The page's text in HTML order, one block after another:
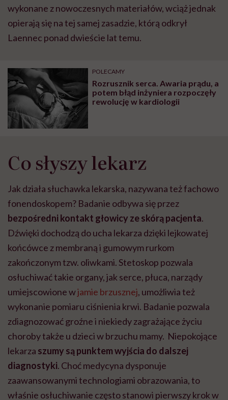
wykonane z nowoczesnych materiałów, wciąż jednak
opierają się na tej samej zasadzie, którą odkrył
Laennec ponad dwieście lat temu.
POLECAMY
Rozrusznik serca. Awaria prądu, a
potem błąd inżyniera rozpoczęły
rewolucję w kardiologii
Co słyszy lekarz
Jak działa słuchawka lekarska, nazywana też fachowo
fonendoskopem? Badanie odbywa się przez
bezpośredni kontakt głowicy ze skórą pacjenta.
Dźwięki dochodzą do ucha lekarza dzięki lejkowatej
końcówce z membraną i gumowym rurkom
zakończonym tzw. oliwkami. Stetoskop pozwala
osłuchiwać takie organy, jak serce, płuca, narządy
umiejscowione wjamie brzusznej, umożliwia też
wykonanie pomiaru ciśnienia krwi. Badanie pozwala
zdiagnozować groźne i niekiedy zagrażające życiu
choroby także u dzieci w brzuchu mamy. Niepokojące
lekarza szumy są punktem wyjścia do dalszej
diagnostyki. Choć medycyna dysponuje
zaawansowanymi technologiami obrazowania, to
właśnie osłuchiwanie często stanowi pierwszy krok w